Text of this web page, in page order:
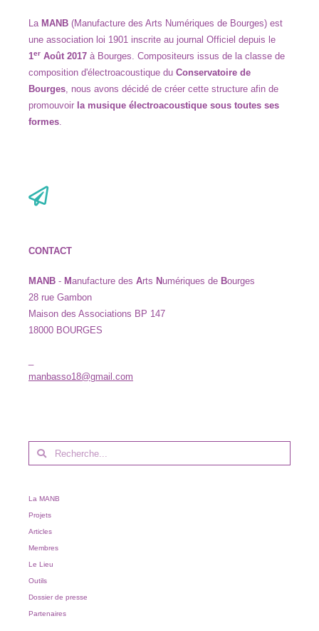
La MANB (Manufacture des Arts Numériques de Bourges) est
une association loi 1901 inscrite au journal Officiel depuis le
1er Août 2017 à Bourges. Compositeurs issus de la classe de
composition d'électroacoustique du Conservatoire de
Bourges nous avons décidé de créer cette structure afin de
promouvoir la musique électroacoustique sous toutes ses
formes
CONTACT
MANB - Manufacture des Arts Numériques de Bourges
28 rue Gambon
Maison des Associations BP 147
18000 BOURGES
manbasso18@gmail.com
La MANB
Projets
Articles
Membres
Le Lieu
Outils
Dossier de presse
Partenaires